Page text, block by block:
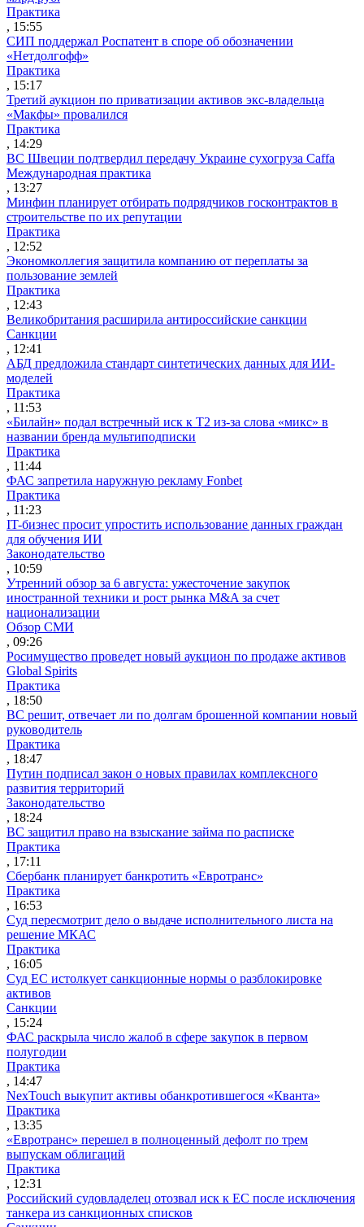
Практика
, 15:55
СИП поддержал Роспатент в споре об обозначении
«Нетдолгофф»
Практика
, 15:17
Третий аукцион по приватизации активов экс-владельца
«Макфы» провалился
Практика
, 14:29
ВС Швеции подтвердил передачу Украине сухогруза Caffa
Международная практика
, 13:27
Минфин планирует отбирать подрядчиков госконтрактов в
строительстве по их репутации
Практика
, 12:52
Экономколлегия защитила компанию от переплаты за
пользование землей
Практика
, 12:43
Великобритания расширила антироссийские санкции
Санкции
, 12:41
АБД предложила стандарт синтетических данных для ИИ-
моделей
Практика
, 11:53
«Билайн» подал встречный иск к Т2 из-за слова «микс» в
названии бренда мультиподписки
Практика
, 11:44
ФАС запретила наружную рекламу Fonbet
Практика
, 11:23
IT-бизнес просит упростить использование данных граждан
для обучения ИИ
Законодательство
, 10:59
Утренний обзор за 6 августа: ужесточение закупок
иностранной техники и рост рынка M&A за счет
национализации
Обзор СМИ
, 09:26
Росимущество проведет новый аукцион по продаже активов
Global Spirits
Практика
, 18:50
ВС решит, отвечает ли по долгам брошенной компании новый
руководитель
Практика
, 18:47
Путин подписал закон о новых правилах комплексного
развития территорий
Законодательство
, 18:24
ВС защитил право на взыскание займа по расписке
Практика
, 17:11
Сбербанк планирует банкротить «Евротранс»
Практика
, 16:53
Суд пересмотрит дело о выдаче исполнительного листа на
решение МКАС
Практика
, 16:05
Суд ЕС истолкует санкционные нормы о разблокировке
активов
Санкции
, 15:24
ФАС раскрыла число жалоб в сфере закупок в первом
полугодии
Практика
, 14:47
NexTouch выкупит активы обанкротившегося «Кванта»
Практика
, 13:35
«Евротранс» перешел в полноценный дефолт по трем
выпускам облигаций
Практика
, 12:31
Российский судовладелец отозвал иск к ЕС после исключения
танкера из санкционных списков